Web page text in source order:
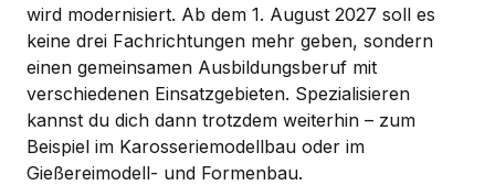
wird modernisiert. Ab dem 1. August 2027 soll es
keine drei Fachrichtungen mehr geben, sondern
einen gemeinsamen Ausbildungsberuf mit
verschiedenen Einsatzgebieten. Spezialisieren
kannst du dich dann trotzdem weiterhin – zum
Beispiel im Karosseriemodellbau oder im
Gießereimodell- und Formenbau.